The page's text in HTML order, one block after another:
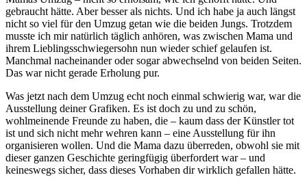
gebraucht hätte. Aber besser als nichts. Und ich habe ja auch längst
nicht so viel für den Umzug getan wie die beiden Jungs. Trotzdem
musste ich mir natürlich täglich anhören, was zwischen Mama und
ihrem Lieblingsschwiegersohn nun wieder schief gelaufen ist.
Manchmal nacheinander oder sogar abwechselnd von beiden Seiten.
Das war nicht gerade Erholung pur.
Was jetzt nach dem Umzug echt noch einmal schwierig war, war die
Ausstellung deiner Grafiken. Es ist doch zu und zu schön,
wohlmeinende Freunde zu haben, die – kaum dass der Künstler tot
ist und sich nicht mehr wehren kann – eine Ausstellung für ihn
organisieren wollen. Und die Mama dazu überreden, obwohl sie mit
dieser ganzen Geschichte geringfügig überfordert war – und
keineswegs sicher, dass dieses Vorhaben dir wirklich gefallen hätte.